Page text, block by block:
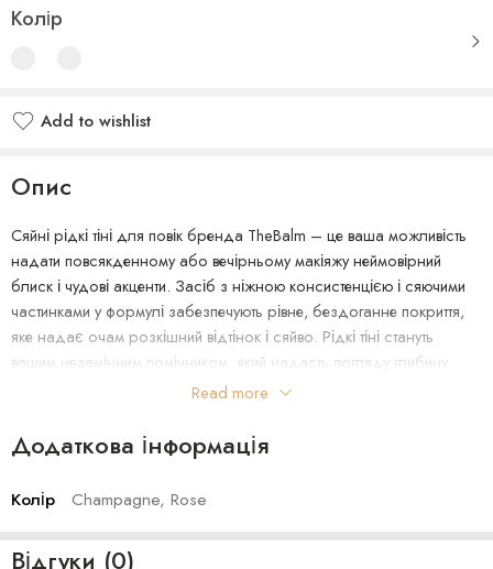
Колір
Add to wishlist
Опис
Сяйні рідкі тіні для повік бренда TheBalm – це ваша можливість
надати повсякденному або вечірньому макіяжу неймовірний
блиск і чудові акценти. Засіб з ніжною консистенцією і сяючими
частинками у формулі забезпечують рівне, бездоганне покриття,
яке надає очам розкішний відтінок і сяйво. Рідкі тіні стануть
вашим незамінним помічником, який надасть погляду глибину,
виразність і дорогоцінний блиск!
Особливості Lid Quid BELLINI Eyeshadow бренда TheBalm:
– має стійку та універсальну формулу;
– створює мерехтливий ефект;
– містить велику кількість насичених пігментів;
Read more
Додаткова інформація
Колір Champagne, Rose
Відгуки (0)